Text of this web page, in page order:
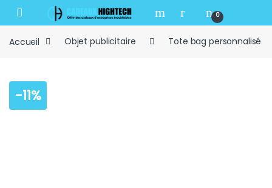
Skip to navigation
Skip to content
Open 0
Accueil Objet publicitaire Tote bag personnalisé
-11%